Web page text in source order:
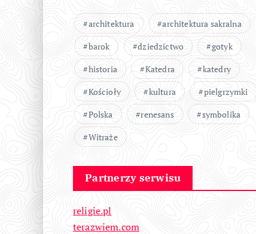
architektura
architektura sakralna
barok
dziedzictwo
gotyk
historia
Katedra
katedry
Kościoły
kultura
pielgrzymki
Polska
renesans
symbolika
Witraże
Partnerzy serwisu
religie.pl
terazwiem.com